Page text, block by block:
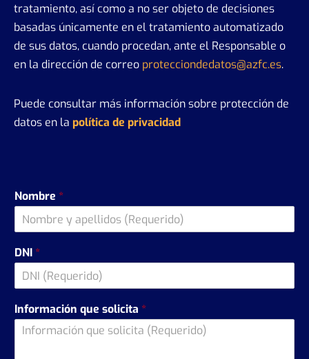
tratamiento, así como a no ser objeto de decisiones
basadas únicamente en el tratamiento automatizado
de sus datos, cuando procedan, ante el Responsable o
en la dirección de correo protecciondedatos@azfc.es.
Puede consultar más información sobre protección de
datos en la política de privacidad
Nombre *
DNI *
Información que solicita *